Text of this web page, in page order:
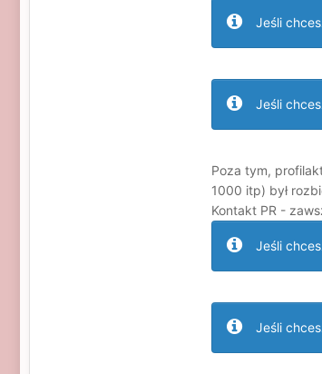
Jeśli
Jeśli
Poza tym,
1000 itp) był
Kontakt PR -
Jeśli
Jeśli